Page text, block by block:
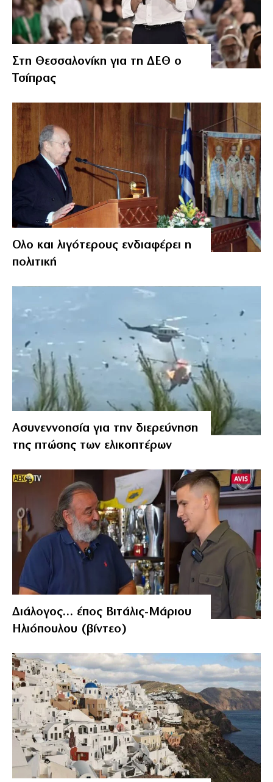
Στη Θεσσαλονίκη για τη ΔΕΘ ο
Τσίπρας
Ολο και λιγότερους ενδιαφέρει η
πολιτική
Ασυνεννοησία για την διερεύνηση
της πτώσης των ελικοπτέρων
Διάλογος… έπος Βιτάλις-Μάριου
Ηλιόπουλου (βίντεο)